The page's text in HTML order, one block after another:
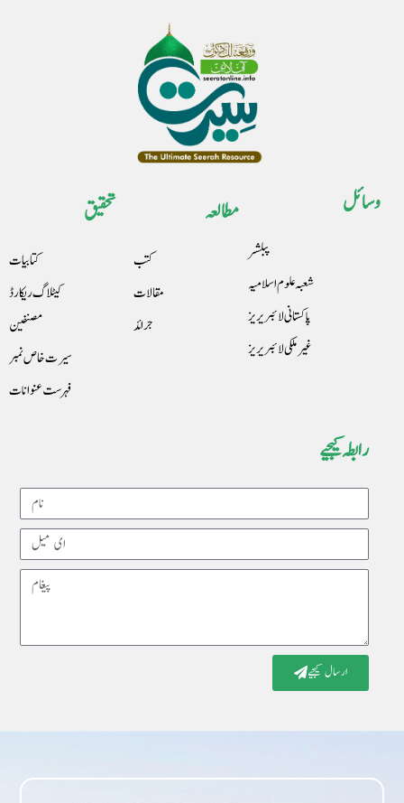
رابطہ کیجیے
Name
Email
Message
ارسال کیجیے
وسائل
پبلشر
شعبہ علوم اسلامیہ
پاکستانی لائبریریز
غیرملکی لائبریریز
مطالعہ
کتب
مقالات
جرائد
تحقیق
کتابیات
کیٹلاگ ریکارڈ
مصنفین
سیرت خاص نمبر
فہرست عنوانات